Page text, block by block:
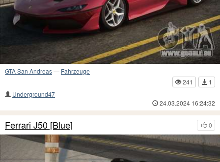
GTA San Andreas— Fahrzeuge
241
1
Underground47
24.03.2024 16:24:32
0
Ferrari J50 [Blue]